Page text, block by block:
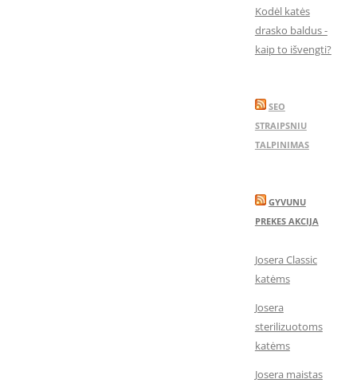
Kodėl katės
drasko baldus -
kaip to išvengti?
SEO
STRAIPSNIU
TALPINIMAS
GYVUNU
PREKES AKCIJA
Josera Classic
katėms
Josera
sterilizuotoms
katėms
Josera maistas